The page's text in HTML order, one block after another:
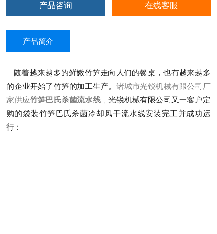
产品咨询 在线客服
产品简介
随着越来越多的鲜嫩竹笋走向人们的餐桌，也有越来越多
的企业开始了竹笋的加工生产。诸城市光锐机械有限公司厂
家供应竹笋巴氏杀菌流水线，光锐机械有限公司又一客户定
购的袋装竹笋巴氏杀菌冷却风干流水线安装完工并成功运
行：